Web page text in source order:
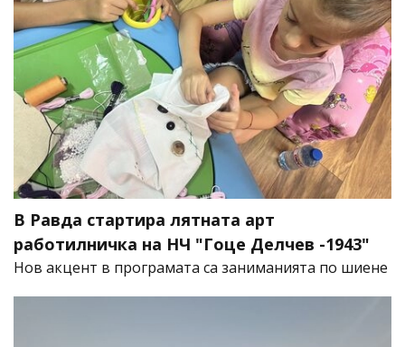
В Равда стартира лятната арт
работилничка на НЧ "Гоце Делчев -1943"
Нов акцент в програмата са заниманията по шиене